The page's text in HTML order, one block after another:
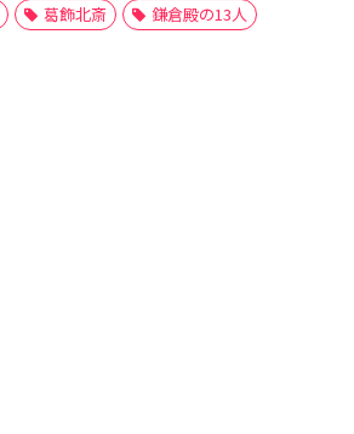
葛飾北斎 鎌倉殿の13人